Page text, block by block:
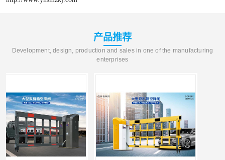
产品推荐
Development, design, production and sales in one of the manufacturing
enterprises